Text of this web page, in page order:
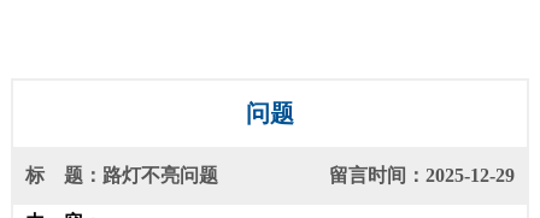
问题
标 题：路灯不亮问题 留言时间：2025-12-29